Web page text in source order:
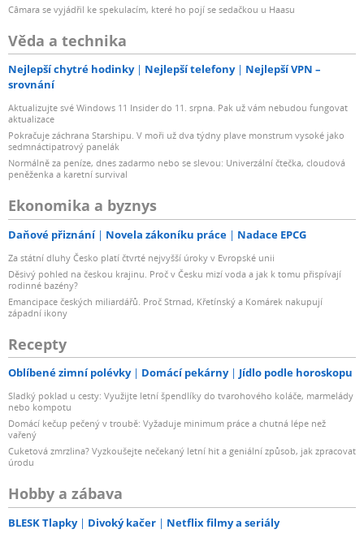
Câmara se vyjádřil ke spekulacím, které ho pojí se sedačkou u Haasu
Věda a technika
Nejlepší chytré hodinky Nejlepší telefony
Nejlepší VPN –
srovnání
Aktualizujte své Windows 11 Insider do 11. srpna. Pak už vám nebudou fungovat
aktualizace
Pokračuje záchrana Starshipu. V moři už dva týdny plave monstrum vysoké jako
sedmnáctipatrový panelák
Normálně za peníze, dnes zadarmo nebo se slevou: Univerzální čtečka, cloudová
peněženka a karetní survival
Ekonomika a byznys
Daňové přiznání Novela zákoníku práce Nadace EPCG
Za státní dluhy Česko platí čtvrté nejvyšší úroky v Evropské unii
Děsivý pohled na českou krajinu. Proč v Česku mizí voda a jak k tomu přispívají
rodinné bazény?
Emancipace českých miliardářů. Proč Strnad, Křetínský a Komárek nakupují
západní ikony
Recepty
Oblíbené zimní polévky Domácí pekárny Jídlo podle horoskopu
Sladký poklad u cesty: Využijte letní špendlíky do tvarohového koláče, marmelády
nebo kompotu
Domácí kečup pečený v troubě: Vyžaduje minimum práce a chutná lépe než
vařený
Cuketová zmrzlina? Vyzkoušejte nečekaný letní hit a geniální způsob, jak zpracovat
úrodu
Hobby a zábava
BLESK Tlapky Divoký kačer Netflix filmy a seriály